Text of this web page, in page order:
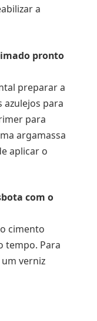
a
pronto
preparar a
azulejos para
para
argamassa
aplicar o
com o
cimento
tempo. Para
verniz